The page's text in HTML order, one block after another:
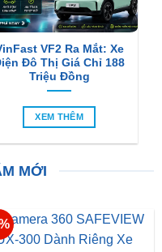
VinFast VF2 Ra Mắt: Xe
Đô Thị Giá Chỉ 188
Triệu Đồng
XEM THÊM
MỚI
Camera 360 Dành Riêng